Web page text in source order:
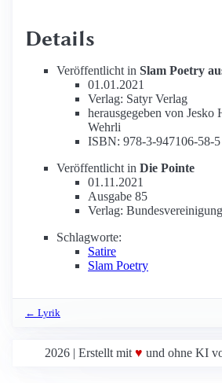
Details
Veröffentlicht in Slam Poetry
01.01.2021
Verlag: Satyr Verlag
herausgegeben von Jesko
Wehrli
ISBN: 978-3-947106-58-5
Veröffentlicht in Die Pointe
01.11.2021
Ausgabe 85
Verlag:
Schlagworte:
Satire
Slam Poetry
← Lyrik
2026 | Erstellt mit ♥ und ohne KI